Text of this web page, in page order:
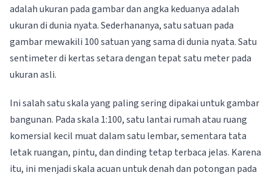
adalah ukuran pada gambar dan angka keduanya adalah
ukuran di dunia nyata. Sederhananya, satu satuan pada
gambar mewakili 100 satuan yang sama di dunia nyata. Satu
sentimeter di kertas setara dengan tepat satu meter pada
ukuran asli.
Ini salah satu skala yang paling sering dipakai untuk gambar
bangunan. Pada skala 1:100, satu lantai rumah atau ruang
komersial kecil muat dalam satu lembar, sementara tata
letak ruangan, pintu, dan dinding tetap terbaca jelas. Karena
itu, ini menjadi skala acuan untuk denah dan potongan pada